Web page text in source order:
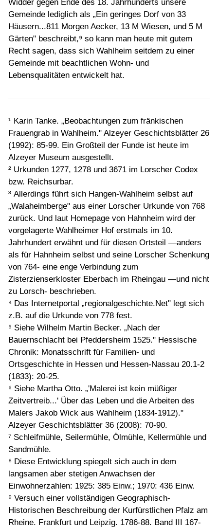
Widder gegen Ende des 18. Jahrhunderts unsere
Gemeinde lediglich als „Ein geringes Dorf von 33
Häusern...811 Morgen Aecker, 13 M Wiesen, und 5 M
Gärten" beschreibt,⁹ so kann man heute mit gutem
Recht sagen, dass sich Wahlheim seitdem zu einer
Gemeinde mit beachtlichen Wohn- und
Lebensqualitäten entwickelt hat.
¹ Karin Tanke. „Beobachtungen zum fränkischen
Frauengrab in Wahlheim." Alzeyer Geschichtsblätter 26
(1992): 85-99. Ein Großteil der Funde ist heute im
Alzeyer Museum ausgestellt.
² Urkunden 1277, 1278 und 3671 im Lorscher Codex
bzw. Reichsurbar.
³ Allerdings führt sich Hangen-Wahlheim selbst auf
„Walaheimberge" aus einer Lorscher Urkunde von 768
zurück. Und laut Homepage von Hahnheim wird der
vorgelagerte Wahlheimer Hof erstmals im 10.
Jahrhundert erwähnt und für diesen Ortsteil —anders
als für Hahnheim selbst und seine Lorscher Schenkung
von 764- eine enge Verbindung zum
Zisterzienserkloster Eberbach im Rheingau —und nicht
zu Lorsch- beschrieben.
⁴ Das Internetportal „regionalgeschichte.Net" legt sich
z.B. auf die Urkunde von 778 fest.
⁵ Siehe Wilhelm Martin Becker. „Nach der
Bauernschlacht bei Pfeddersheim 1525." Hessische
Chronik: Monatsschrift für Familien- und
Ortsgeschichte in Hessen und Hessen-Nassau 20.1-2
(1833): 20-25.
⁶ Siehe Martha Otto. „'Malerei ist kein müßiger
Zeitvertreib...' Über das Leben und die Arbeiten des
Malers Jakob Wick aus Wahlheim (1834-1912)."
Alzeyer Geschichtsblätter 36 (2008): 70-90.
⁷ Schleifmühle, Seilermühle, Ölmühle, Kellermühle und
Sandmühle.
⁸ Diese Entwicklung spiegelt sich auch in dem
langsamen aber stetigen Anwachsen der
Einwohnerzahlen: 1925: 385 Einw.; 1970: 436 Einw.
⁹ Versuch einer vollständigen Geographisch-
Historischen Beschreibung der Kurfürstlichen Pfalz am
Rheine. Frankfurt und Leipzig. 1786-88. Band III 167-